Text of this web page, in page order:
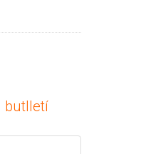
butlletí